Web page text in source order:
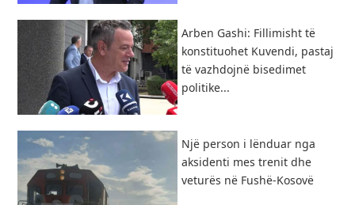
Arben Gashi: Fillimisht të
konstituohet Kuvendi, pastaj
të vazhdojnë bisedimet
politike...
Një person i lënduar nga
aksidenti mes trenit dhe
veturës në Fushë-Kosovë